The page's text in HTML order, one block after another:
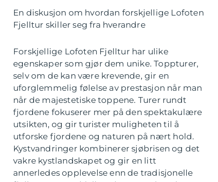
En diskusjon om hvordan forskjellige Lofoten
Fjelltur skiller seg fra hverandre
Forskjellige Lofoten Fjelltur har ulike
egenskaper som gjør dem unike. Toppturer,
selv om de kan være krevende, gir en
uforglemmelig følelse av prestasjon når man
når de majestetiske toppene. Turer rundt
fjordene fokuserer mer på den spektakulære
utsikten, og gir turister muligheten til å
utforske fjordene og naturen på nært hold.
Kystvandringer kombinerer sjøbrisen og det
vakre kystlandskapet og gir en litt
annerledes opplevelse enn de tradisjonelle